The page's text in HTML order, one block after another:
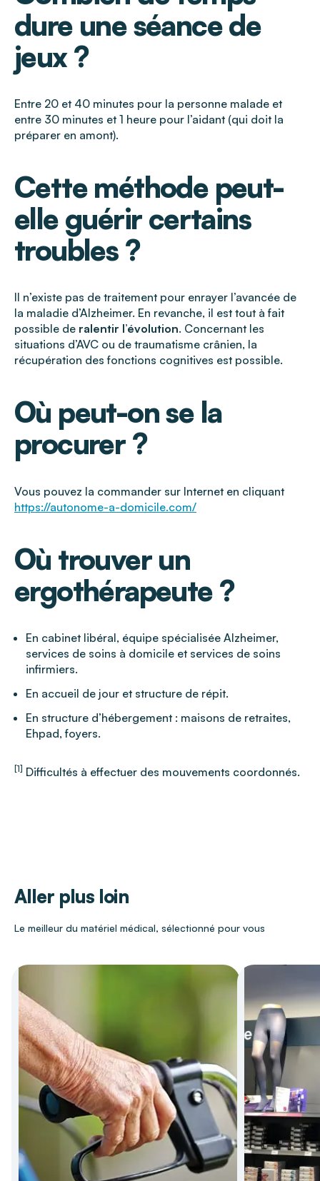
dure une séance de
jeux ?
Entre 20 et 40 minutes pour la personne malade et
entre 30 minutes et 1 heure pour l’aidant (qui doit la
préparer en amont).
Cette méthode peut-
elle guérir certains
troubles ?
Il n’existe pas de traitement pour enrayer l’avancée de
la maladie d’Alzheimer. En revanche, il est tout à fait
possible de ralentir l’évolution. Concernant les
situations d’AVC ou de traumatisme crânien, la
récupération des fonctions cognitives est possible.
Où peut-on se la
procurer ?
Vous pouvez la commander sur Internet en cliquant
https://autonome-a-domicile.com/
Où trouver un
ergothérapeute ?
En cabinet libéral, équipe spécialisée Alzheimer,
services de soins à domicile et services de soins
infirmiers.
En accueil de jour et structure de répit.
En structure d’hébergement : maisons de retraites,
Ehpad, foyers.
[1] Difficultés à effectuer des mouvements coordonnés.
Aller plus loin
Le meilleur du matériel médical, sélectionné pour vous